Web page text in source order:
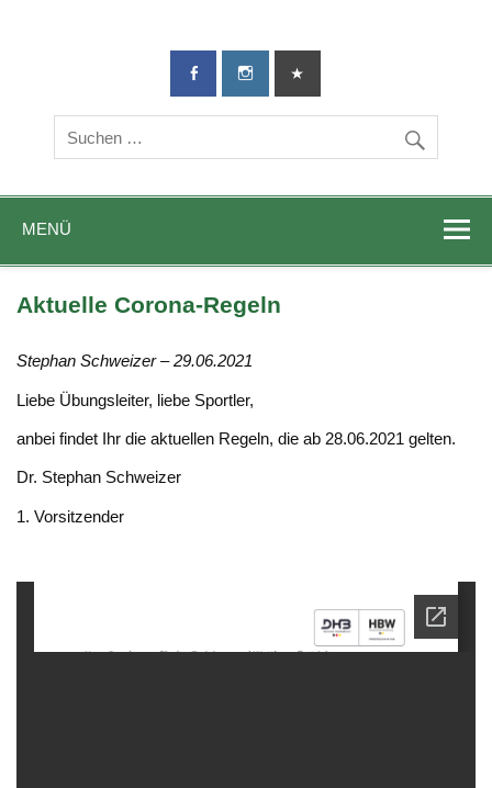
TG-Geislingen
DIE Sportadresse in Geislingen!
MENÜ
Aktuelle Corona-Regeln
Stephan Schweizer – 29.06.2021
Liebe Übungsleiter, liebe Sportler,
anbei findet Ihr die aktuellen Regeln, die ab 28.06.2021 gelten.
Dr. Stephan Schweizer
1. Vorsitzender